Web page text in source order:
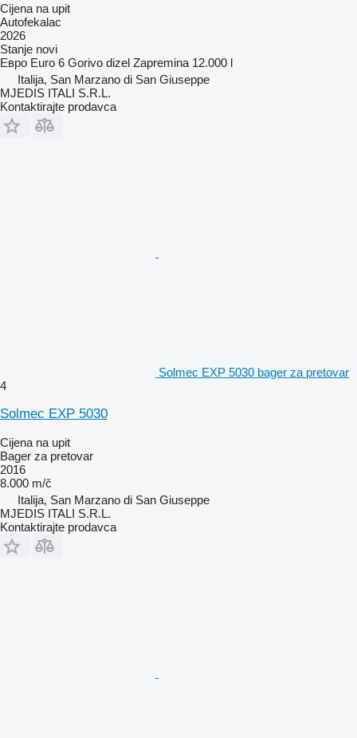
Cijena na upit
Autofekalac
2026
Stanje novi
Евро Euro 6 Gorivo dizel Zapremina 12.000 l
Italija, San Marzano di San Giuseppe
MJEDIS ITALI S.R.L.
Kontaktirajte prodavca
Solmec EXP 5030 bager za pretovar
4
Solmec EXP 5030
Cijena na upit
Bager za pretovar
2016
8.000 m/č
Italija, San Marzano di San Giuseppe
MJEDIS ITALI S.R.L.
Kontaktirajte prodavca